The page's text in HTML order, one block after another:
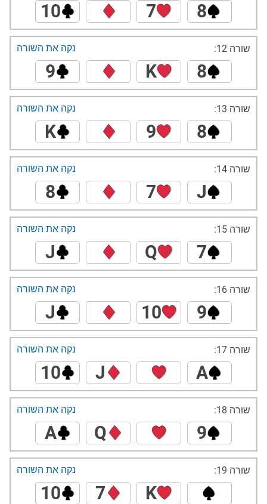
8
7
10
שורה 12:
8
K
9
נקה את השורה
שורה 13:
8
9
K
נקה את השורה
שורה 14:
J
7
8
נקה את השורה
שורה 15:
7
Q
J
נקה את השורה
שורה 16:
9
10
J
נקה את השורה
שורה 17:
A
J
10
נקה את השורה
שורה 18:
9
Q
A
נקה את השורה
שורה 19:
K
7
10
נקה את השורה